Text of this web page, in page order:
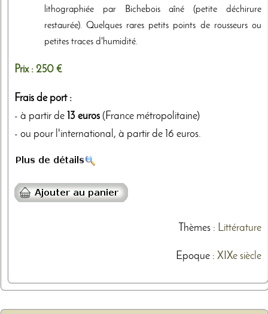
lithographiée par Bichebois aîné (petite déchirure
restaurée). Quelques rares petits points de rousseurs ou
petites traces d'humidité.
Prix : 250 €
Frais de port :
- à partir de 13 euros (France métropolitaine)
- ou pour l'international, à partir de 16 euros.
Thèmes: Littérature
Epoque : XIXe siècle